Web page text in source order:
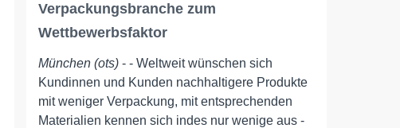
Verpackungsbranche zum
Wettbewerbsfaktor
München (ots) - - Weltweit wünschen sich
Kundinnen und Kunden nachhaltigere Produkte
mit weniger Verpackung, mit entsprechenden
Materialien kennen sich indes nur wenige aus -